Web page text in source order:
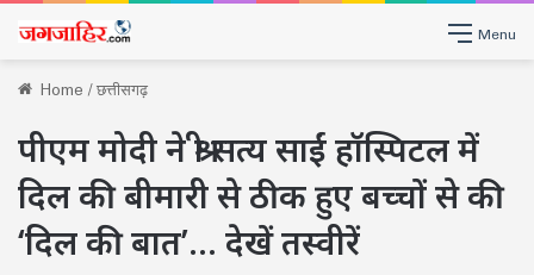
Menu
Home/छत्तीसगढ़
पीएम मोदी ने श्री सत्य साईं हॉस्पिटल में
दिल की बीमारी से ठीक हुए बच्चों से की
‘दिल की बात’… देखें तस्वीरें